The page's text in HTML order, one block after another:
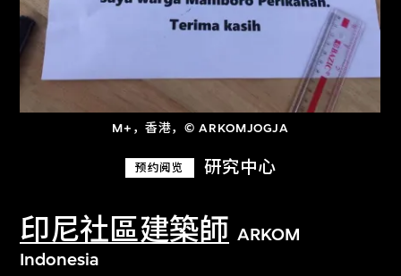
M+，香港，© ARKOMJOGJA
预约阅览 研究中心
印尼社區建築師 ARKOM
Indonesia
关于M+藏品
探索世界顶级的二十及二十一世纪视觉